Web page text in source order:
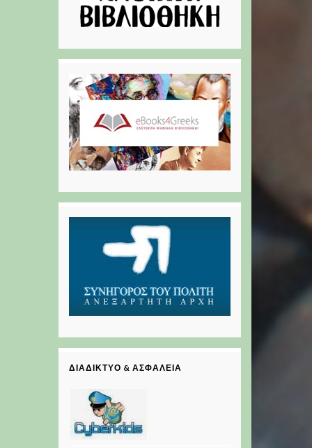
ΔΙΑΔΊΚΤΥΟ & ΑΣΦΆΛΕΙΑ